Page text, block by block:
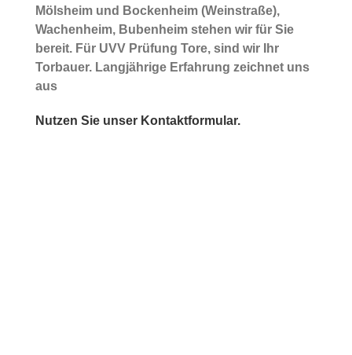
Mölsheim und Bockenheim (Weinstraße),
Wachenheim, Bubenheim stehen wir für Sie
bereit. Für UVV Prüfung Tore, sind wir Ihr
Torbauer. Langjährige Erfahrung zeichnet uns
aus
Nutzen Sie unser Kontaktformular.